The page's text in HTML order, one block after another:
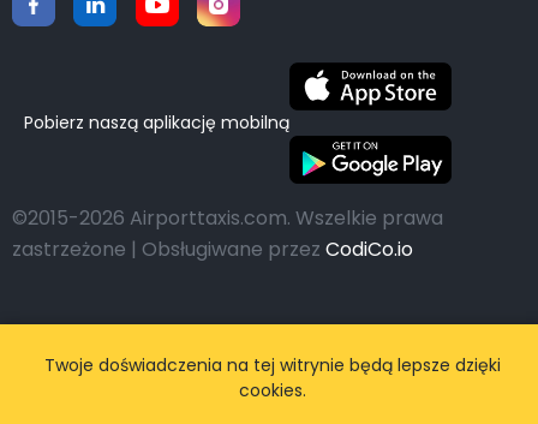
Pobierz naszą aplikację mobilną
©2015-2026 Airporttaxis.com. Wszelkie prawa
zastrzeżone | Obsługiwane przez CodiCo.io
Twoje doświadczenia na tej witrynie będą lepsze dzięki
cookies.